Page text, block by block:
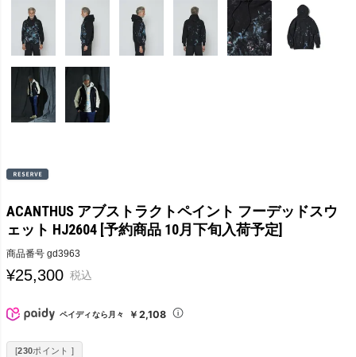
ACANTHUS アブストラクトペイント フーデッドスウ
ェット HJ2604 [予約商品 10月下旬入荷予定]
商品番号 gd3963
¥25,300 税込
ペイディなら月々 ￥2,108
[230ポイント ]